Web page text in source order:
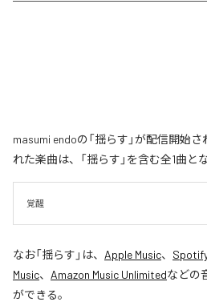
masumi endoの「揺らす」が配信開始
れた楽曲は、「揺らす」を含む全1曲と
覚醒
なお「揺らす 」は、 Apple Music、
Music、 Amazon Music Unlimitedなどの
ができる。